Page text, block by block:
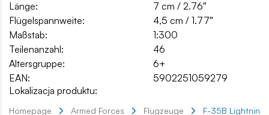
Länge:
7 cm / 2.76″
Flügelspannweite:
4,5 cm / 1.77″
Maßstab:
1:300
Teilenanzahl:
46
Altersgruppe:
6+
EAN:
5902251059279
Lokalizacja produktu:
Homepage Armed Forces Flugzeuge F-35B Lightning